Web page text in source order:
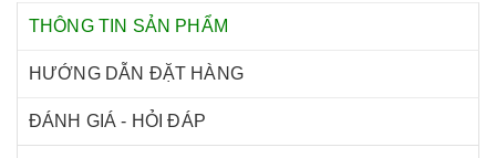
THÔNG TIN SẢN PHẨM
HƯỚNG DẪN ĐẶT HÀNG
ĐÁNH GIÁ - HỎI ĐÁP